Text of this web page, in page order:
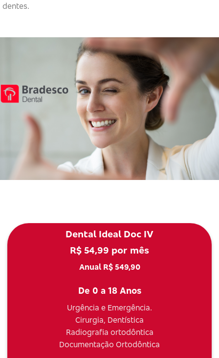
dentes.
Dental Ideal Doc IV
R$ 54,99 por mês
Anual R$ 549,90
De 0 a 18 Anos
Urgência e Emergência.
Cirurgia, Dentística
Radiografia ortodôntica
Documentação Ortodôntica